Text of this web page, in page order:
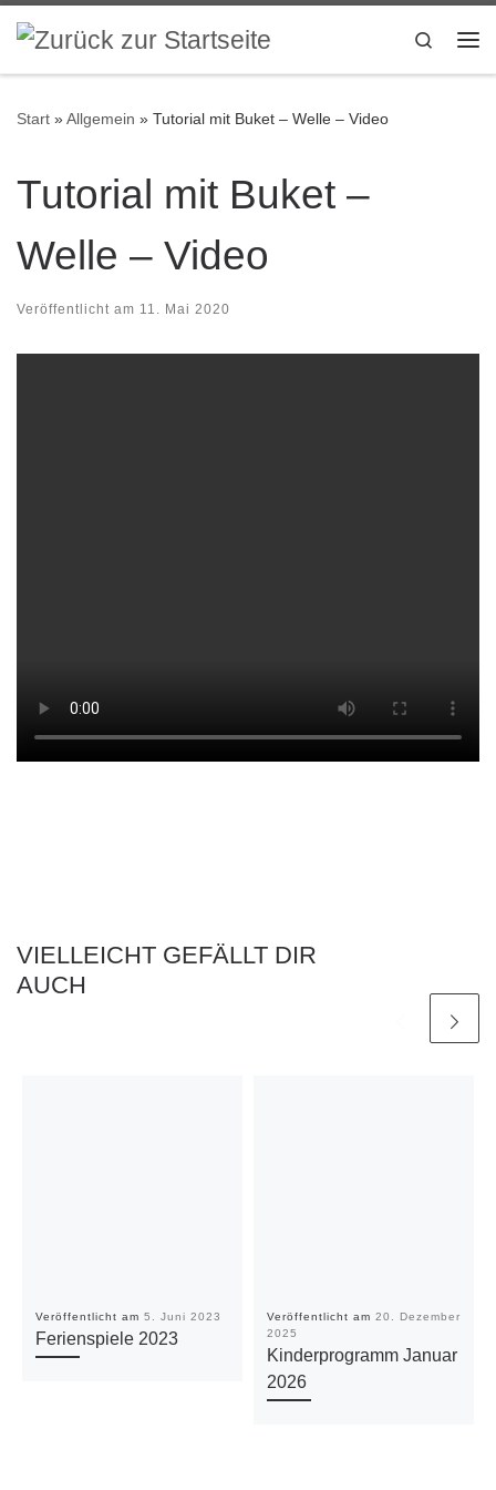
Zum Inhalt springen
Search
Start »Allgemein » Tutorial mit Buket – Welle – Video
Tutorial mit Buket –
Welle – Video
Veröffentlicht am 11. Mai 2020
VIELLEICHT GEFÄLLT DIR
AUCH
Veröffentlicht am 5. Juni 2023
Ferienspiele 2023
Veröffentlicht am 20. Dezember
2025
Kinderprogramm Januar
2026